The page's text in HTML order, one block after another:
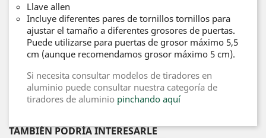
Llave allen
Incluye diferentes pares de tornillos tornillos para
ajustar el tamaño a diferentes grosores de puertas.
Puede utilizarse para puertas de grosor máximo 5,5
cm (aunque recomendamos grosor máximo 5 cm).
Si necesita consultar modelos de tiradores en
aluminio puede consultar nuestra categoría de
tiradores de aluminio pinchando aquí
TAMBIÉN PODRÍA INTERESARLE